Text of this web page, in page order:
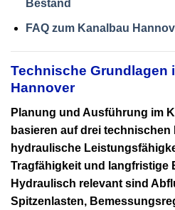
Bestand
FAQ zum Kanalbau
Technische Grundlagen
Hannover
Planung und Ausführung im
basieren auf drei
hydraulische
Tragfähigkeit und langfristige
Hydraulisch relevant sind
Spitzenlasten,